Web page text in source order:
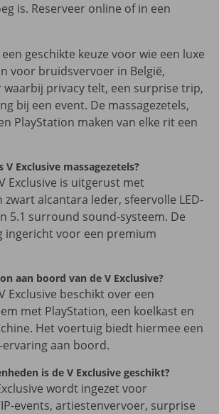
is. Reserveer online of in een
een geschikte keuze voor wie een luxe
voor bruidsvervoer in België,
privacy telt, een surprise trip,
bij een event. De massagezetels,
PlayStation maken van elke rit een
V Exclusive massagezetels?
Exclusive is uitgerust met
zwart alcantara leder, sfeervolle LED-
5.1 surround sound-systeem. De
ingericht voor een premium
aan boord van de V Exclusive?
Exclusive beschikt over een
met PlayStation, een koelkast en
Het voertuig biedt hiermee een
aan boord.
is de V Exclusive geschikt?
wordt ingezet voor
events, artiestenvervoer, surprise